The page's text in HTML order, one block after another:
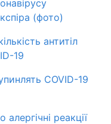
(фото)
антитіл
19
COVID-19
реакції